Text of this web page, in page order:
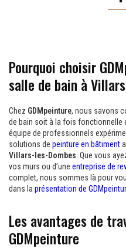
Pourquoi choisir
salle de bain à
Chez GDMpeinture, nous savons
de bain soit à la fois fonctionnelle
équipe de professionnels
solutions de peinture en bâtiment
Villars-les-Dombes. Que vous
vos murs ou d’une entreprise de
complet, nous sommes là pour
dans laprésentation de
Les avantages de
GDMpeinture